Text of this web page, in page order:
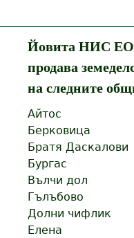
Йовита НИС
продава
на следните
Айтос
Берковица
Братя Даскалови
Бургас
Вълчи дол
Гълъбово
Долни чифлик
Елена